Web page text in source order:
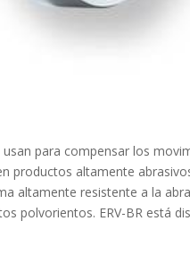
para compensar los
productos altamente
altamente resistente a la
polvorientos. ERV-BR está